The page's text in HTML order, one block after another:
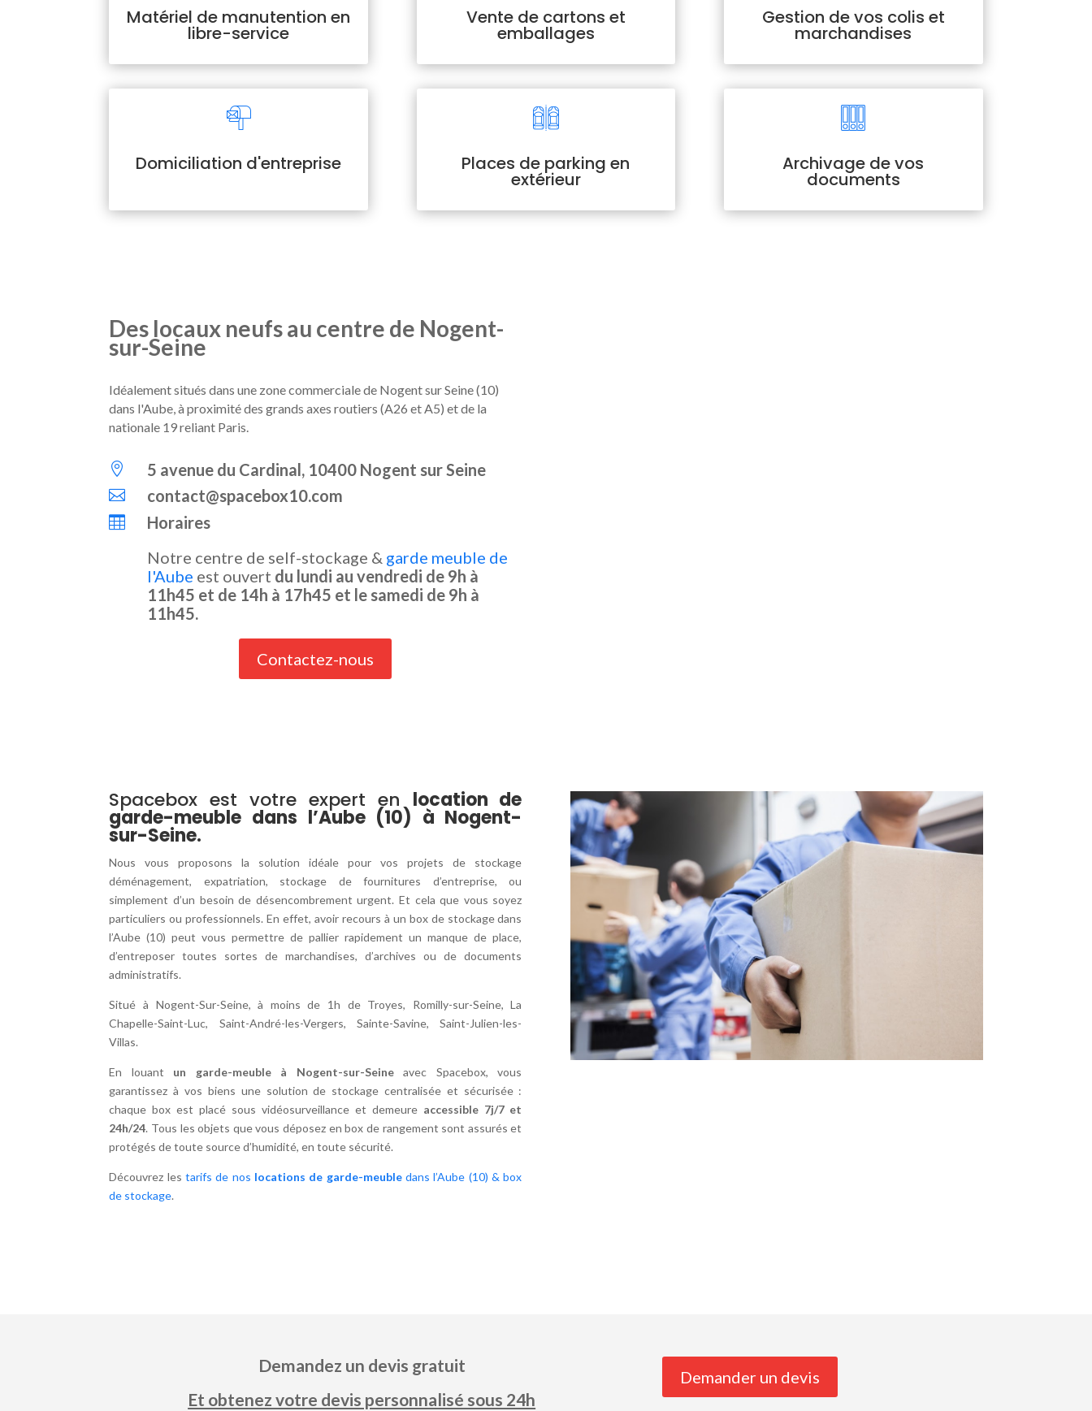
Matériel de manutention en
libre-service
Domiciliation d'entreprise
Vente de cartons et
emballages
Places de parking en
extérieur
Gestion de vos colis et
marchandises
Archivage de vos
documents
Des locaux neufs au centre de Nogent-
sur-Seine
Idéalement situés dans une zone commerciale de Nogent sur Seine (10)
dans l'Aube, à proximité des grands axes routiers (A26 et A5) et de la
nationale 19 reliant Paris.
 5 avenue du Cardinal, 10400 Nogent sur Seine
 contact@spacebox10.com

Horaires
Notre centre de self-stockage & garde meuble de
l'Aube est ouvert du lundi au vendredi de 9h à
11h45 et de 14h à 17h45 et le samedi de 9h à
11h45.
Contactez-nous
Spacebox est votre expert en location de
garde-meuble dans l’Aube (10) à Nogent-
sur-Seine.
Nous vous proposons la solution idéale pour vos projets de stockage
déménagement, expatriation, stockage de fournitures d’entreprise, ou
simplement d’un besoin de désencombrement urgent. Et cela que vous soyez
particuliers ou professionnels. En effet, avoir recours à un box de stockage dans
l’Aube (10) peut vous permettre de pallier rapidement un manque de place,
d’entreposer toutes sortes de marchandises, d’archives ou de documents
administratifs.
Situé à Nogent-Sur-Seine, à moins de 1h de Troyes, Romilly-sur-Seine,La
Chapelle-Saint-Luc, Saint-André-les-Vergers, Sainte-Savine, Saint-Julien-les-
Villas.
En louant un garde-meuble à Nogent-sur-Seineavec Spacebox, vous
garantissez à vos biens une solution de stockage centralisée et sécurisée :
chaque box est placé sous vidéosurveillance et demeure accessible 7j/7 et
24h/24. Tous les objets que vous déposez en box de rangement sont assurés et
protégés de toute source d’humidité, en toute sécurité.
Découvrez lestarifs de nos locations de garde-meubledans l’Aube (10) & box
de stockage.
Demandez un devis gratuit
Et obtenez votre devis personnalisé sous 24h
Demander un devis